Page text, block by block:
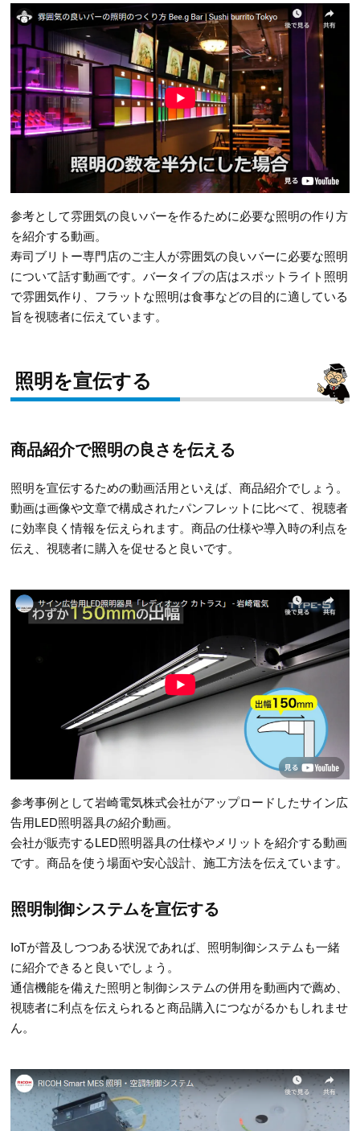
参考として雰囲気の良いバーを作るために必要な照明の作り方
を紹介する動画。
寿司ブリトー専門店のご主人が雰囲気の良いバーに必要な照明
について話す動画です。バータイプの店はスポットライト照明
で雰囲気作り、フラットな照明は食事などの目的に適している
旨を視聴者に伝えています。
照明を宣伝する
商品紹介で照明の良さを伝える
照明を宣伝するための動画活用といえば、商品紹介でしょう。
動画は画像や文章で構成されたパンフレットに比べて、視聴者
に効率良く情報を伝えられます。商品の仕様や導入時の利点を
伝え、視聴者に購入を促せると良いです。
参考事例として岩崎電気株式会社がアップロードしたサイン広
告用LED照明器具の紹介動画。
会社が販売するLED照明器具の仕様やメリットを紹介する動画
です。商品を使う場面や安心設計、施工方法を伝えています。
照明制御システムを宣伝する
IoTが普及しつつある状況であれば、照明制御システムも一緒
に紹介できると良いでしょう。
通信機能を備えた照明と制御システムの併用を動画内で薦め、
視聴者に利点を伝えられると商品購入につながるかもしれませ
ん。